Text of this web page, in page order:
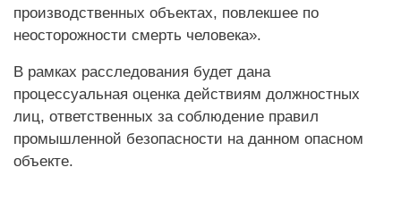
производственных объектах, повлекшее по
неосторожности смерть человека».
В рамках расследования будет дана
процессуальная оценка действиям должностных
лиц, ответственных за соблюдение правил
промышленной безопасности на данном опасном
объекте.